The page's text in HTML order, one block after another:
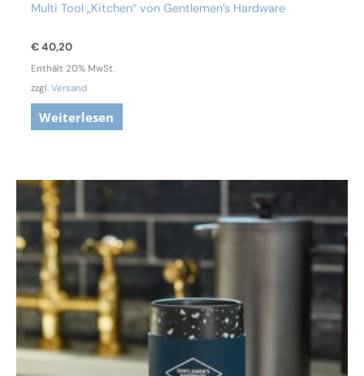
Multi Tool „Kitchen“ von Gentlemen’s Hardware
€40,20
Enthält 20% MwSt.
zzgl.Versand
Weiterlesen